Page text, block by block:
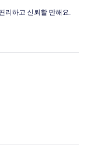
리하고 신뢰할 만해요.